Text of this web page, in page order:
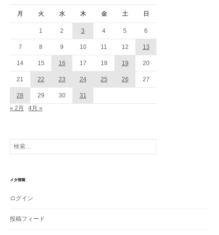
月 火 水 木 金 土 日
1 2 3 4 5 6
7 8 9 10 11 12 13
14 15 16 17 18 19 20
21 22 23 24 25 26 27
28 29 30 31
« 2月 4月 »
検
索:
メタ情報
ログイン
投稿フィード